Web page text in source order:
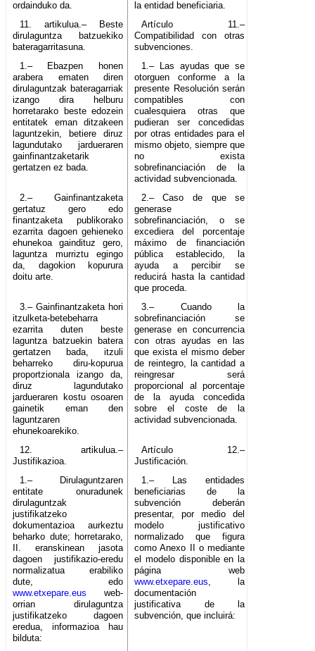
ordainduko da.
la entidad beneficiaria.
11. artikulua.– Beste
dirulaguntza batzuekiko
bateragarritasuna.
Artículo 11.–
Compatibilidad con otras
subvenciones.
1.– Ebazpen honen
arabera ematen diren
dirulaguntzak bateragarriak
izango dira helburu
horretarako beste edozein
entitatek eman ditzakeen
laguntzekin, betiere diruz
lagundutako jardueraren
gainfinantzaketarik
gertatzen ez bada.
1.– Las ayudas que se
otorguen conforme a la
presente Resolución serán
compatibles con
cualesquiera otras que
pudieran ser concedidas
por otras entidades para el
mismo objeto, siempre que
no exista
sobrefinanciación de la
actividad subvencionada.
2.– Gainfinantzaketa
gertatuz gero edo
finantzaketa publikorako
ezarrita dagoen gehieneko
ehunekoa gaindituz gero,
laguntza murriztu egingo
da, dagokion kopurura
doitu arte.
2.– Caso de que se
generase
sobrefinanciación, o se
excediera del porcentaje
máximo de financiación
pública establecido, la
ayuda a percibir se
reducirá hasta la cantidad
que proceda.
3.– Gainfinantzaketa hori
itzulketa-betebeharra
ezarrita duten beste
laguntza batzuekin batera
gertatzen bada, itzuli
beharreko diru-kopurua
proportzionala izango da,
diruz lagundutako
jardueraren kostu osoaren
gainetik eman den
laguntzaren
ehunekoarekiko.
3.– Cuando la
sobrefinanciación se
generase en concurrencia
con otras ayudas en las
que exista el mismo deber
de reintegro, la cantidad a
reingresar será
proporcional al porcentaje
de la ayuda concedida
sobre el coste de la
actividad subvencionada.
12. artikulua.–
Justifikazioa.
Artículo 12.–
Justificación.
1.– Dirulaguntzaren
entitate onuradunek
dirulaguntzak
justifikatzeko
dokumentazioa aurkeztu
beharko dute; horretarako,
II. eranskinean jasota
dagoen justifikazio-eredu
normalizatua erabiliko
dute, edo
www.etxepare.eus web-
orrian dirulaguntza
justifikatzeko dagoen
eredua, informazioa hau
bilduta:
1.– Las entidades
beneficiarias de la
subvención deberán
presentar, por medio del
modelo justificativo
normalizado que figura
como Anexo II o mediante
el modelo disponible en la
página web
www.etxepare.eus, la
documentación
justificativa de la
subvención, que incluirá: